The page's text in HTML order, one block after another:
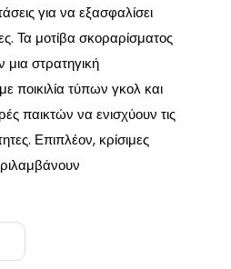
για να εξασφαλίσει
Τα μοτίβα σκοραρίσματος
μια στρατηγική
ποικιλία τύπων γκολ και
παικτών να ενισχύουν τις
Επιπλέον, κρίσιμες